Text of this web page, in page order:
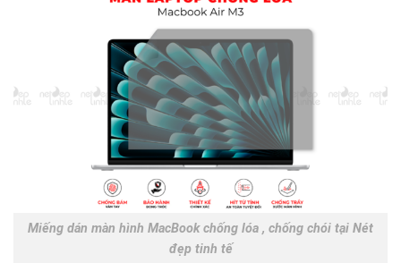
Miếng dán màn hình MacBook chống lóa , chống chói tại Nét
đẹp tinh tế